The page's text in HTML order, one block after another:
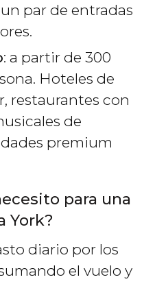
par de entradas
: a partir de 300
Hoteles de
restaurantes con
de
premium
para una
York?
diario por los
el vuelo y